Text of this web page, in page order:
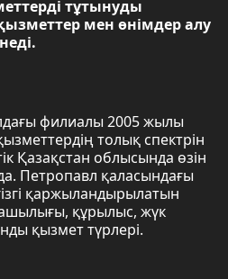
тұтынуды
мен өнімдер алу
филиалы 2005 жылы
толық спектрін
Қазақстан облысында өзін
Петропавл қаласындағы
қаржыландырылатын
құрылыс, жүк
қызмет түрлері.